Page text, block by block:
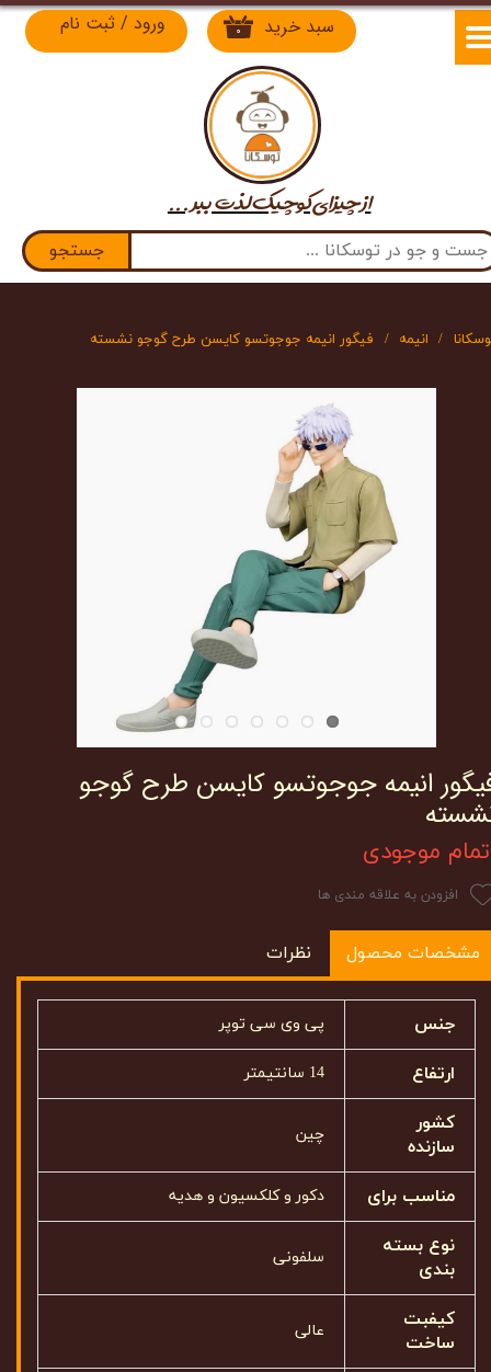
جستجو
۰ سبد خرید ورود / ثبت نام
حساب کاربری من
خروج از حساب کاربریاز چیزای کوچیک لذت​​​​​​​ ببر ...
انیمه فیگور انیمه جوجوتسو کایسن طرح گوجو نشسته
انیمه جوجوتسو کایسن طرح گوجو
موجودی
افزودن به علاقه مندی ها
مشخصات محصول نظرات
جنس پی وی سی توپر
ارتفاع 14 سانتیمتر
کشور
سازنده
چین
مناسب برای دکور و کلکسیون و هدیه
نوع بسته
بندی
سلفونی
کیفبت
ساخت
عالی